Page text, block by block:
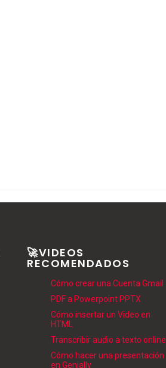
🚀VIDEOS
RECOMENDADOS
Cómo crear una Cuenta Gmail
PDF a Powerpoint PPTX
Cómo insertar un Video en
HTML
Transcribir audio a texto online
Cómo hacer una presentación
en Genially